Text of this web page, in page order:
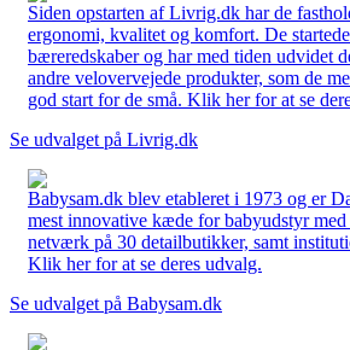
Siden opstarten af Livrig.dk har de
ergonomi, kvalitet og komfort. De
bæreredskaber og har med tiden udvidet
andre velovervejede produkter, som de
god start for de små. Klik her for at se
Se udvalget på Livrig.dk
Babysam.dk blev etableret i 1973 og er
mest innovative kæde for babyudstyr
netværk på 30 detailbutikker, samt
Klik her for at se deres udvalg.
Se udvalget på Babysam.dk